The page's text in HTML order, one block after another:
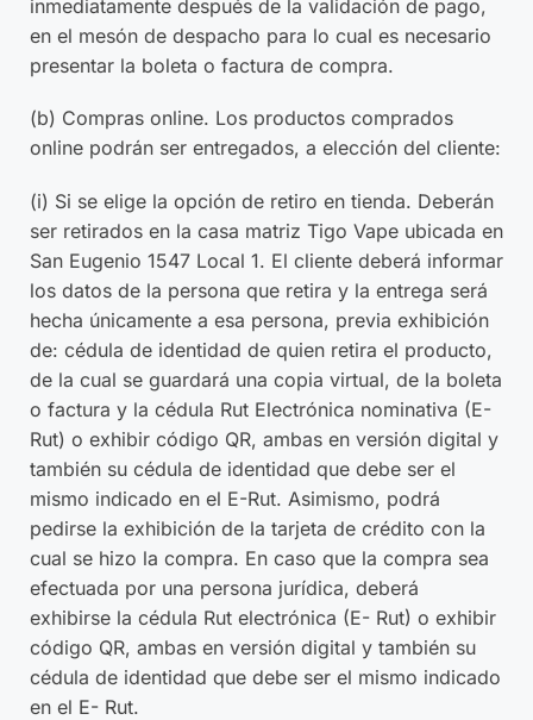
inmediatamente después de la validación de pago,
en el mesón de despacho para lo cual es necesario
presentar la boleta o factura de compra.
(b) Compras online. Los productos comprados
online podrán ser entregados, a elección del cliente:
(i) Si se elige la opción de retiro en tienda. Deberán
ser retirados en la casa matriz Tigo Vape ubicada en
San Eugenio 1547 Local 1. El cliente deberá informar
los datos de la persona que retira y la entrega será
hecha únicamente a esa persona, previa exhibición
de: cédula de identidad de quien retira el producto,
de la cual se guardará una copia virtual, de la boleta
o factura y la cédula Rut Electrónica nominativa (E-
Rut) o exhibir código QR, ambas en versión digital y
también su cédula de identidad que debe ser el
mismo indicado en el E-Rut. Asimismo, podrá
pedirse la exhibición de la tarjeta de crédito con la
cual se hizo la compra. En caso que la compra sea
efectuada por una persona jurídica, deberá
exhibirse la cédula Rut electrónica (E- Rut) o exhibir
código QR, ambas en versión digital y también su
cédula de identidad que debe ser el mismo indicado
en el E- Rut.